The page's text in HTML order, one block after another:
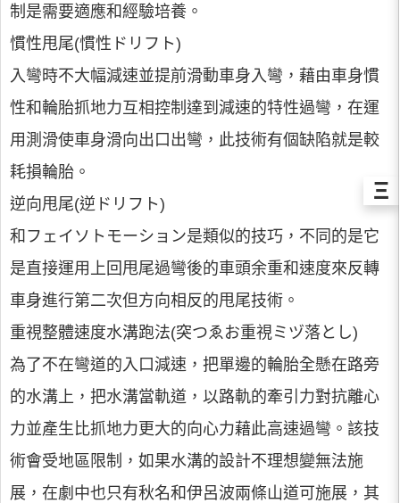
制是需要適應和經驗培養。
慣性甩尾(慣性ドリフト)
入彎時不大幅減速並提前滑動車身入彎，藉由車身慣
性和輪胎抓地力互相控制達到減速的特性過彎，在運
用測滑使車身滑向出口出彎，此技術有個缺陷就是較
耗損輪胎。
逆向甩尾(逆ドリフト)
和フェイソトモーション是類似的技巧，不同的是它
是直接運用上回甩尾過彎後的車頭余重和速度來反轉
車身進行第二次但方向相反的甩尾技術。
重視整體速度水溝跑法(突つゑお重視ミヅ落とし)
為了不在彎道的入口減速，把單邊的輪胎全懸在路旁
的水溝上，把水溝當軌道，以路軌的牽引力對抗離心
力並產生比抓地力更大的向心力藉此高速過彎。該技
術會受地區限制，如果水溝的設計不理想變無法施
展，在劇中也只有秋名和伊呂波兩條山道可施展，其
Ξ